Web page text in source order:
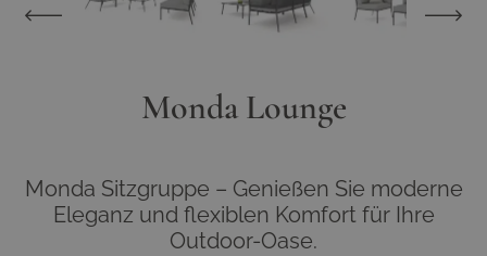
Monda Lounge
Monda Sitzgruppe – Genießen Sie moderne
Eleganz und flexiblen Komfort für Ihre
Outdoor-Oase.